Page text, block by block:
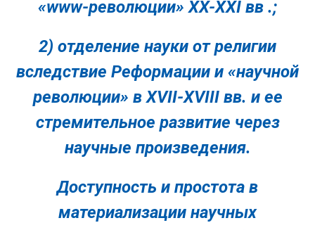
«www-революции» XX-XXI вв .;
2) отделение науки от религии
вследствие Реформации и «научной
революции» в XVII-XVIII вв. и ее
стремительное развитие через
научные произведения.
Доступность и простота в
материализации научных